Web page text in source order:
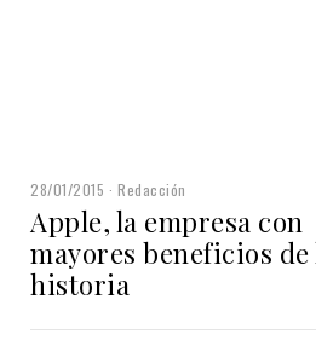
28/01/2015 Redacción
Apple, la empresa con
mayores beneficios de
historia